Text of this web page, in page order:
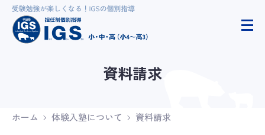
資料請求
ホーム 体験入塾について 資料請求